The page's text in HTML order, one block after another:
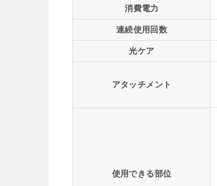
消費電力
連続使用回数
光ケア
アタッチメント
使用できる部位